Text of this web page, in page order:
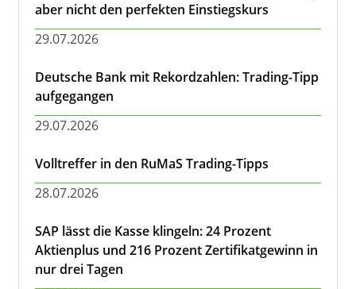
aber nicht den perfekten Einstiegskurs
29.07.2026
Deutsche Bank mit Rekordzahlen: Trading-Tipp
aufgegangen
29.07.2026
Volltreffer in den RuMaS Trading-Tipps
28.07.2026
SAP lässt die Kasse klingeln: 24 Prozent
Aktienplus und 216 Prozent Zertifikatgewinn in
nur drei Tagen